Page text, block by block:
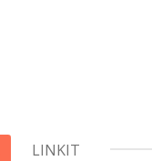
LINKIT